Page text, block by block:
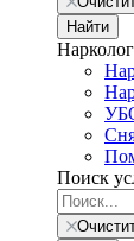
Найти
Поиск